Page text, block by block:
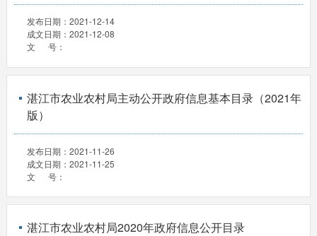
发布日期： 2021-12-14
成文日期： 2021-12-08
文 号：
湛江市农业农村局主动公开政府信息基本目录（2021年
版）
发布日期： 2021-11-26
成文日期： 2021-11-25
文 号：
湛江市农业农村局2020年政府信息公开目录